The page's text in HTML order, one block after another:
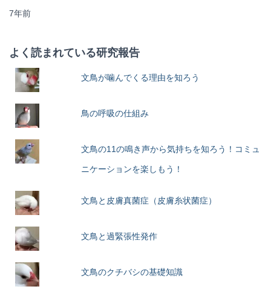
7年前
よく読まれている研究報告
文鳥が噛んでくる理由を知ろう
鳥の呼吸の仕組み
文鳥の11の鳴き声から気持ちを知ろう！コミュ
ニケーションを楽しもう！
文鳥と皮膚真菌症（皮膚糸状菌症）
文鳥と過緊張性発作
文鳥のクチバシの基礎知識